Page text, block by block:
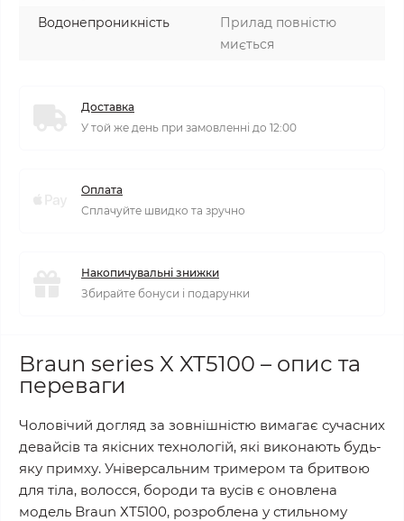
Водонепроникність
Прилад повністю
миється
Доставка
У той же день при замовленні до 12:00
Оплата
Сплачуйте швидко та зручно
Накопичувальні знижки
Збирайте бонуси і подарунки
Braun series X XT5100 – опис та
переваги
Чоловічий догляд за зовнішністю вимагає сучасних
девайсів та якісних технологій, які виконають будь-
яку примху. Універсальним тримером та бритвою
для тіла, волосся, бороди та вусів є оновлена
модель Braun ХТ5100, розроблена у стильному